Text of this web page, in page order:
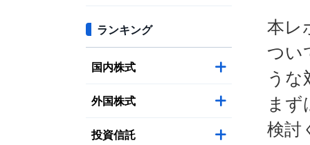
ランキング
国内株式
外国株式
投資信託
本レ
つい
うな
まず
検討